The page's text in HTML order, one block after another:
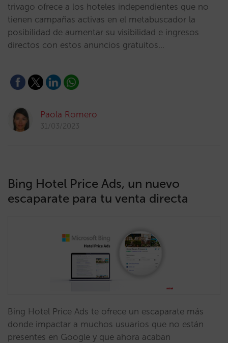
trivago ofrece a los hoteles independientes que no
tienen campañas activas en el metabuscador la
posibilidad de aumentar su visibilidad e ingresos
directos con estos anuncios gratuitos…
Paola Romero
31/03/2023
Bing Hotel Price Ads, un nuevo
escaparate para tu venta directa
Bing Hotel Price Ads te ofrece un escaparate más
donde impactar a muchos usuarios que no están
presentes en Google y que ahora acaban